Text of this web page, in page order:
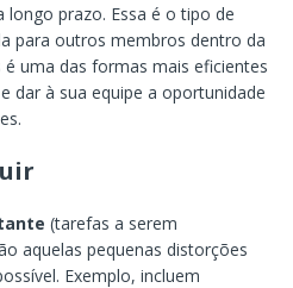
prazo. Essa é o tipo de
para outros membros dentro da
uma das formas mais eficientes
dar à sua equipe a oportunidade
(tarefas a serem
aquelas pequenas distorções
Exemplo, incluem